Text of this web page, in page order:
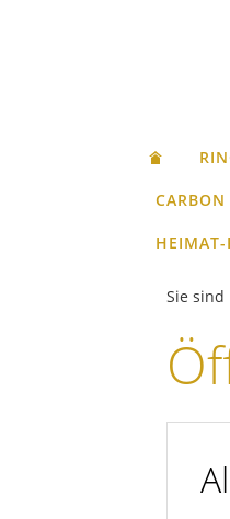
HEIMAT-
Sie sind